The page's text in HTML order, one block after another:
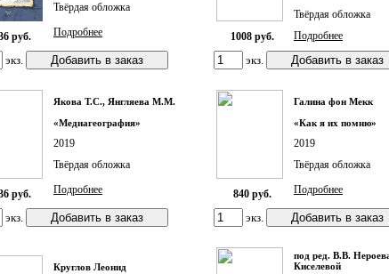
руб.
Твёрдая обложка
Подробнее
экз.
1008 руб.
Твёрдая обложка
Подробнее
экз.
руб.
Якова Т.С., Янгляева М.М.
«Медиагеография»
2019
Твёрдая обложка
Подробнее
экз.
840 руб.
Галина фон Мекк
«Как я их помню»
2019
Твёрдая обложка
Подробнее
экз.
Круглов Леонид
под ред. B.B.
Киселевой